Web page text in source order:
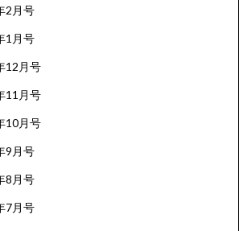
2月号
1月号
12月号
11月号
10月号
9月号
8月号
7月号